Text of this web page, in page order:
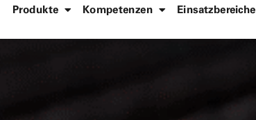
Produkte Kompetenzen Einsatzbereiche